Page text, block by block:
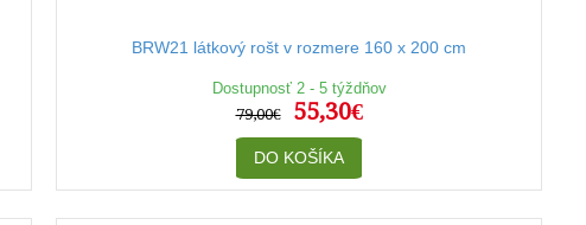
BRW21 látkový rošt v rozmere 160 x 200 cm
Dostupnosť 2 - 5 týždňov
79,00€
55,30€
DO KOŠÍKA